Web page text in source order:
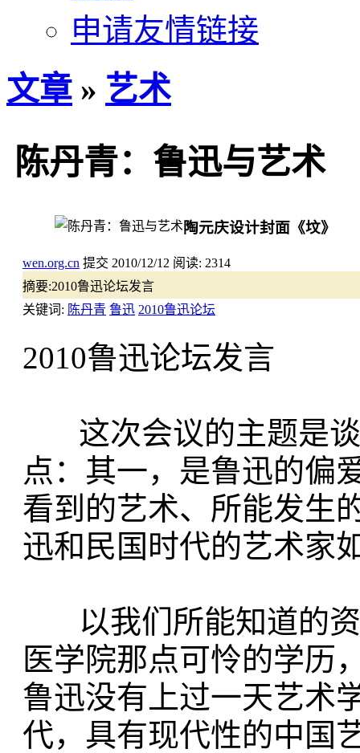
申请友情链接
文章 » 艺术
陈丹青：鲁迅与艺术
陶元庆设计封面《坟》
wen.org.cn 提交 2010/12/12 阅读: 2314
摘要:2010鲁迅论坛发言
关键词: 陈丹青 鲁迅 2010鲁迅论坛
2010鲁迅论坛发言
这次会议的主题是谈
点：其一，是鲁迅的偏
看到的艺术、所能发生
迅和民国时代的艺术家
以我们所能知道的资
医学院那点可怜的学历
鲁迅没有上过一天艺术
代，具有现代性的中国